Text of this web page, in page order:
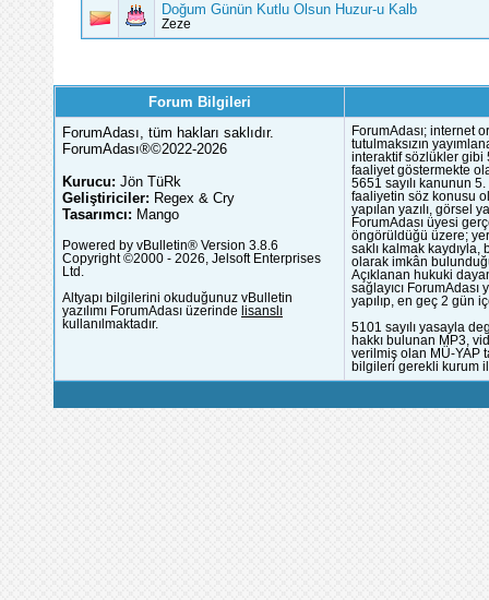
Doğum Günün Kutlu Olsun Huzur-u Kalb
Zeze
Forum Bilgileri
ForumAdası, tüm hakları saklıdır.
ForumAdası®©2022-2026
Kurucu: Jön TüRk
Geliştiriciler: Regex & Cry
Tasarımcı: Mango
Powered by vBulletin® Version 3.8.6
Copyright ©2000 - 2026, Jelsoft Enterprises
Ltd.
Altyapı bilgilerini okuduğunuz vBulletin
yazılımı ForumAdası üzerinde lisanslı
kullanılmaktadır.
ForumAdası; internet
tutulmaksızın
interaktif sözlükler gibi
faaliyet göstermekte
5651 sayılı kanunun
faaliyetin söz konusu
yapılan yazılı, görsel
ForumAdası üyesi
öngörüldüğü üzere;
saklı kalmak
olarak imkân
Açıklanan hukuki
sağlayıcı
yapılıp, en geç 2 gün
5101 sayılı yasayla
hakkı bulunan MP3,
verilmiş olan MÜ-YAP
bilgileri gerekli kurum